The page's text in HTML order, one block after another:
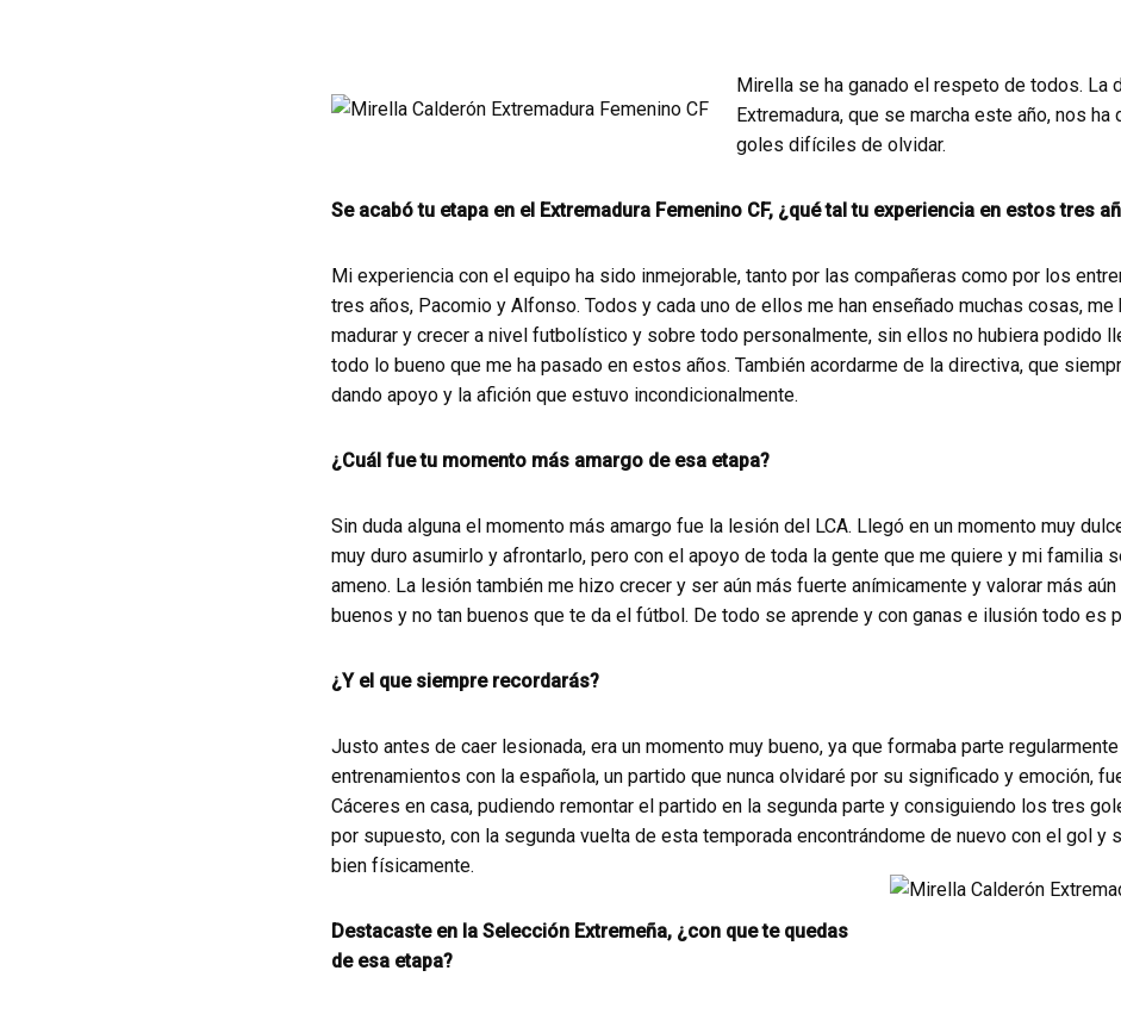
Mirella se ha ganado el respeto de todos. La
Extremadura, que se marcha este año, nos ha
goles difíciles de olvidar.
Se acabó tu etapa en el Extremadura Femenino CF, ¿qué tal tu experiencia en estos tres
Mi experiencia con el equipo ha sido inmejorable, tanto por las compañeras como por los
tres años, Pacomio y Alfonso. Todos y cada uno de ellos me han enseñado muchas cosas, me
madurar y crecer a nivel futbolístico y sobre todo personalmente, sin ellos no hubiera podido
todo lo bueno que me ha pasado en estos años. También acordarme de la directiva, que
dando apoyo y la afición que estuvo incondicionalmente.
¿Cuál fue tu momento más amargo de esa etapa?
Sin duda alguna el momento más amargo fue la lesión del LCA. Llegó en un momento muy
muy duro asumirlo y afrontarlo, pero con el apoyo de toda la gente que me quiere y mi familia
ameno. La lesión también me hizo crecer y ser aún más fuerte anímicamente y valorar más
buenos y no tan buenos que te da el fútbol. De todo se aprende y con ganas e ilusión todo es
¿Y el que siempre recordarás?
Justo antes de caer lesionada, era un momento muy bueno, ya que formaba parte
entrenamientos con la española, un partido que nunca olvidaré por su significado y emoción,
Cáceres en casa, pudiendo remontar el partido en la segunda parte y consiguiendo los tres
por supuesto, con la segunda vuelta de esta temporada encontrándome de nuevo con el gol y
bien físicamente.
Destacaste en la Selección Extremeña, ¿con que te quedas
de esa etapa?